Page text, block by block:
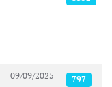
09/09/2025 797